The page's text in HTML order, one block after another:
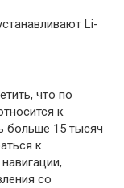
Li-
что по
к
больше 15 тысяч
к
со